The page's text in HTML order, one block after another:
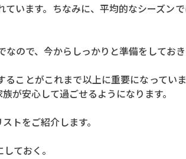
います。ちなみに、平均的なシーズン
ので、今からしっかりと準備をしておき
ことがこれまで以上に重要になってい
が安心して過ごせるようになります。
トをご紹介します。
ておく。